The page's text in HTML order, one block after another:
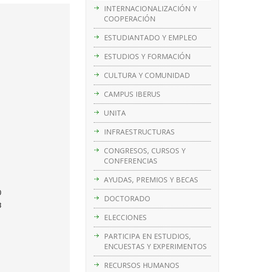
INTERNACIONALIZACIÓN Y
COOPERACIÓN
ESTUDIANTADO Y EMPLEO
ESTUDIOS Y FORMACIÓN
CULTURA Y COMUNIDAD
CAMPUS IBERUS
UNITA
INFRAESTRUCTURAS
CONGRESOS, CURSOS Y
CONFERENCIAS
AYUDAS, PREMIOS Y BECAS
DOCTORADO
ELECCIONES
PARTICIPA EN ESTUDIOS,
ENCUESTAS Y EXPERIMENTOS
RECURSOS HUMANOS